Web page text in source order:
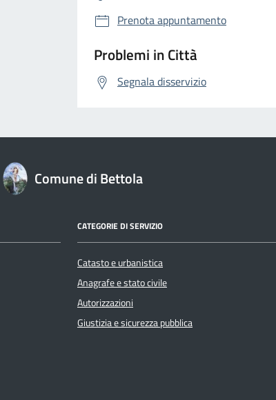
Prenota appuntamento
Problemi in Città
Segnala disservizio
Comune di Bettola
CATEGORIE DI SERVIZIO
Catasto e urbanistica
Anagrafe e stato civile
Autorizzazioni
Giustizia e sicurezza pubblica